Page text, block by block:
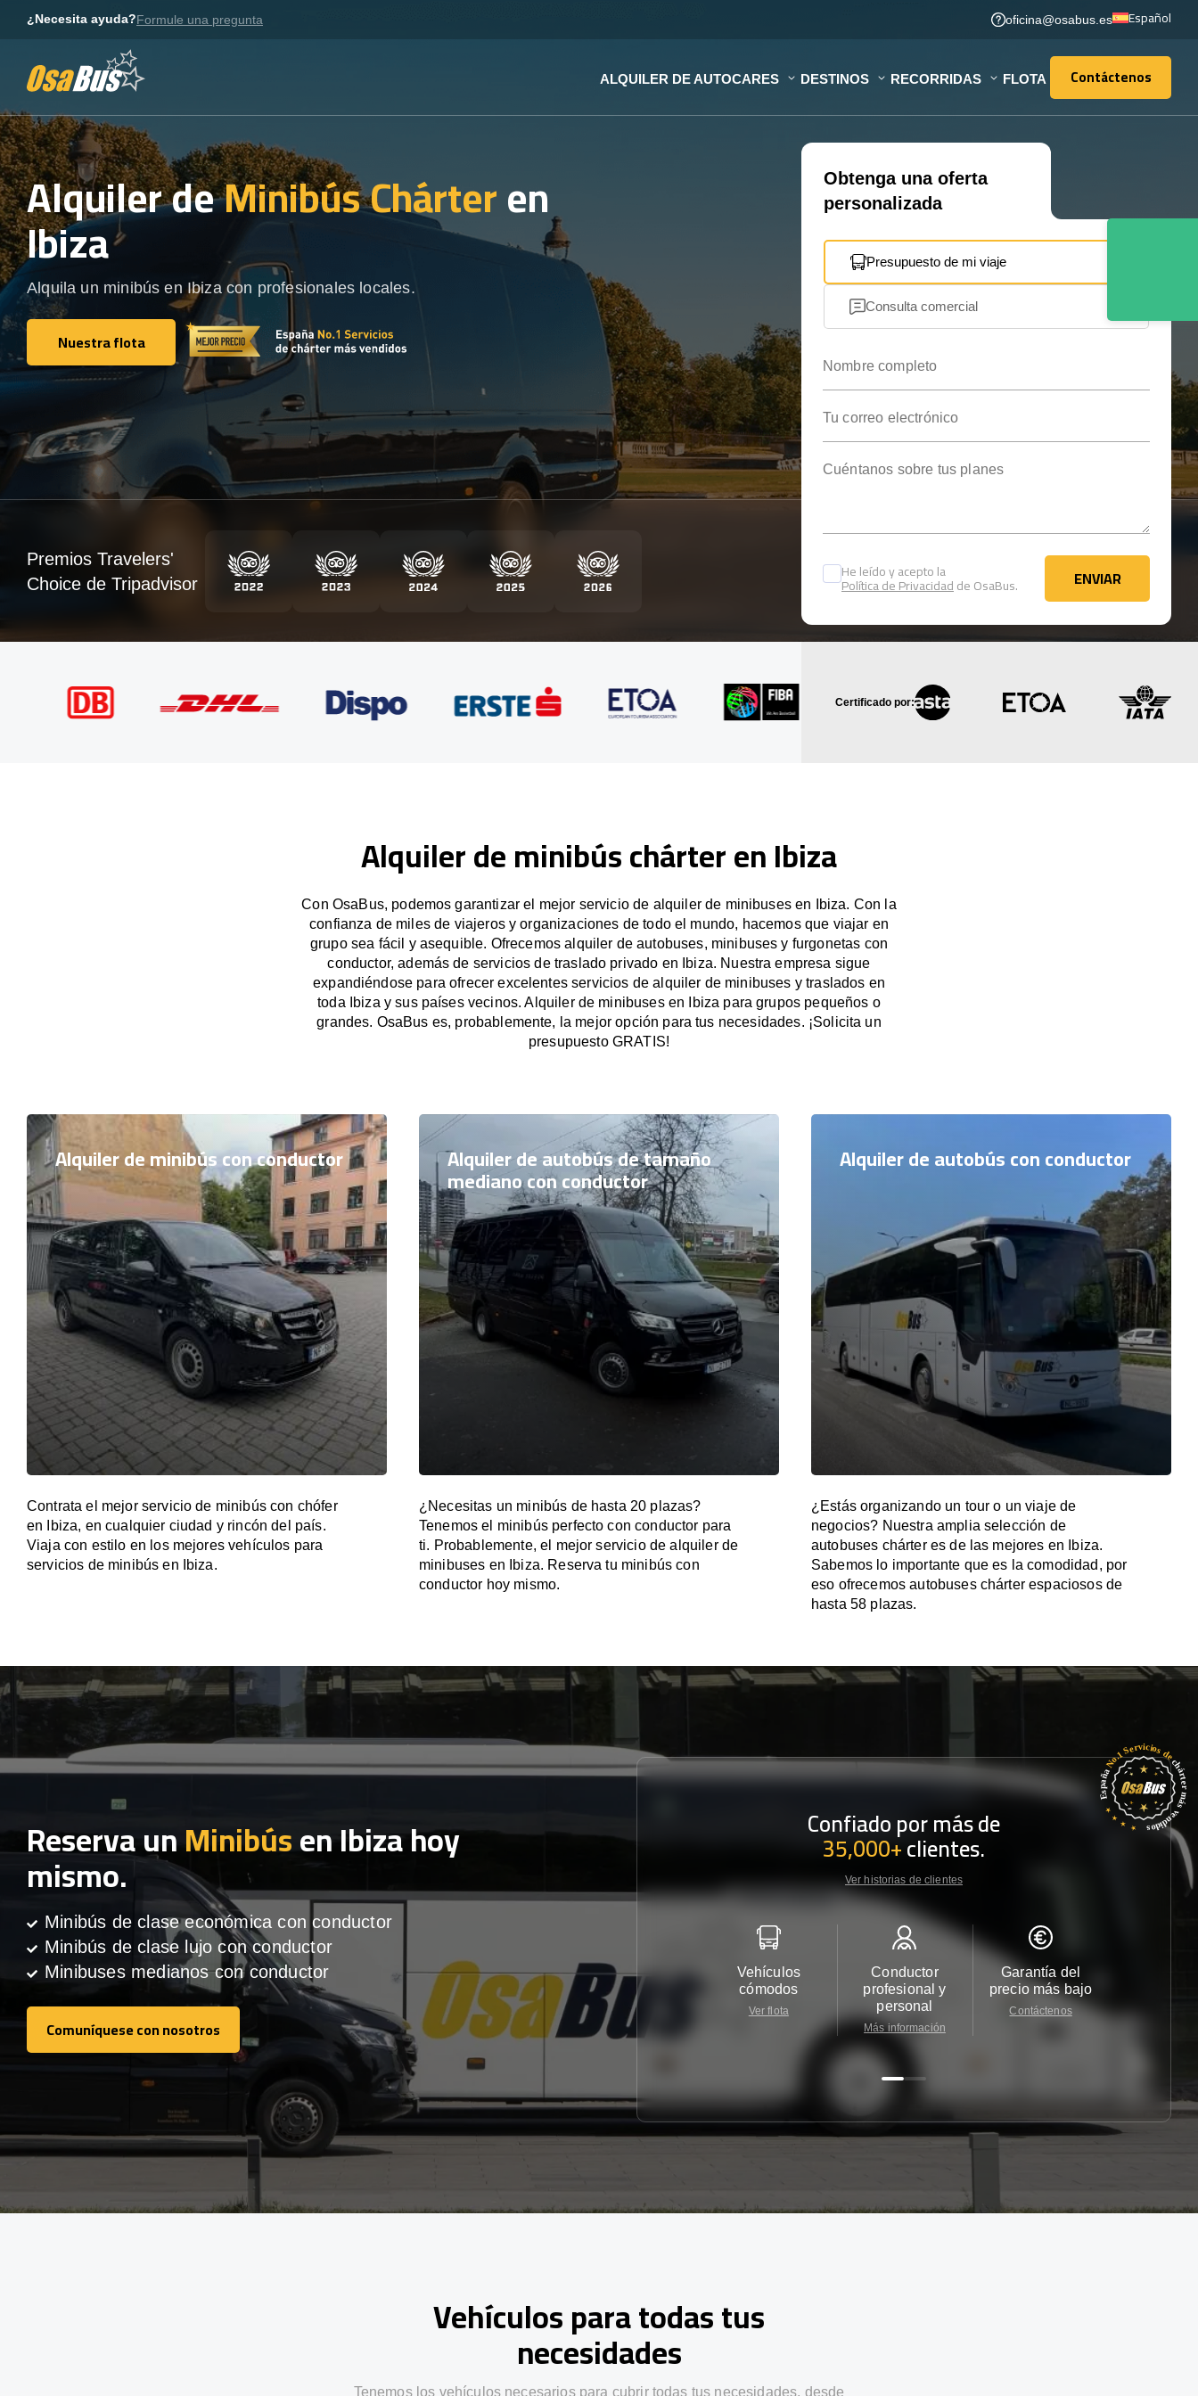
¿Necesita ayuda?Formule una pregunta oficina@osabus.es Español
ALQUILER DE AUTOCARES DESTINOS RECORRIDAS FLOTA Contáctenos
Contáctenos
Alquiler deMinibús Chárteren
Ibiza
Alquila un minibús en Ibiza con profesionales locales.
Nuestra flota
Nuestra flota
Obtenga una oferta
personalizada
Presupuesto de mi viaje
Consulta comercial
He leído y acepto la
Política de Privacidadde OsaBus. ENVIAR
ENVIAR
Premios Travelers'
Choice de Tripadvisor
Certificado por:
Alquiler de minibús chárter en Ibiza
Con OsaBus, podemos garantizar el mejor servicio de alquiler de minibuses en Ibiza. Con la
confianza de miles de viajeros y organizaciones de todo el mundo, hacemos que viajar en
grupo sea fácil y asequible. Ofrecemos alquiler de autobuses, minibuses y furgonetas con
conductor, además de servicios de traslado privado en Ibiza. Nuestra empresa sigue
expandiéndose para ofrecer excelentes servicios de alquiler de minibuses y traslados en
toda Ibiza y sus países vecinos. Alquiler de minibuses en Ibiza para grupos pequeños o
grandes. OsaBus es, probablemente, la mejor opción para tus necesidades. ¡Solicita un
presupuesto GRATIS!
Alquiler de minibús con conductor
Contrata el mejor servicio de minibús con chófer
en Ibiza, en cualquier ciudad y rincón del país.
Viaja con estilo en los mejores vehículos para
servicios de minibús en Ibiza.
Alquiler de autobús de tamaño
mediano con conductor
¿Necesitas un minibús de hasta 20 plazas?
Tenemos el minibús perfecto con conductor para
ti. Probablemente, el mejor servicio de alquiler de
minibuses en Ibiza. Reserva tu minibús con
conductor hoy mismo.
Alquiler de autobús con conductor
¿Estás organizando un tour o un viaje de
negocios? Nuestra amplia selección de
autobuses chárter es de las mejores en Ibiza.
Sabemos lo importante que es la comodidad, por
eso ofrecemos autobuses chárter espaciosos de
hasta 58 plazas.
Reserva unMinibúsen Ibiza hoy
mismo.
Minibús de clase económica con conductor
Minibús de clase lujo con conductor
Minibuses medianos con conductor
Comuníquese con nosotros
Comuníquese con nosotros
Confiado por más de
35,000+clientes.
Ver historias de clientes
Vehículos
cómodos
Ver flota
Conductor
profesional y
personal
Más información
Garantía del
precio más bajo
Contáctenos
Vehículos para todas tus
necesidades
Tenemos los vehículos necesarios para cubrir todas tus necesidades, desde